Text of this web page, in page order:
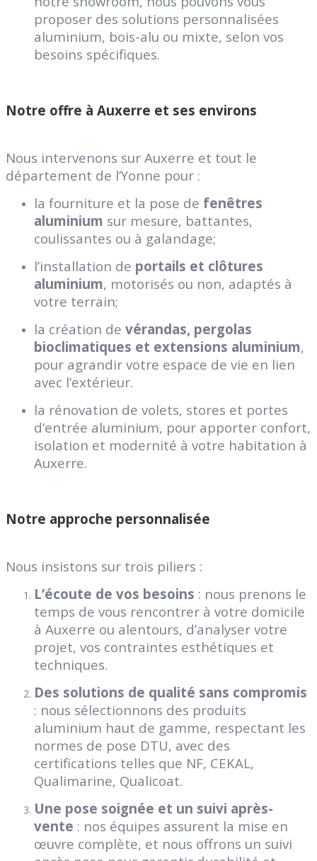
proposer des solutions personnalisées
aluminium, bois-alu ou mixte, selon vos
besoins spécifiques.
Notre offre à Auxerre et ses environs
Nous intervenons sur Auxerre et tout le
département de l’Yonne pour :
la fourniture et la pose de fenêtres
aluminium sur mesure, battantes,
coulissantes ou à galandage;
l’installation de portails et clôtures
aluminium, motorisés ou non, adaptés à
votre terrain;
la création de vérandas, pergolas
bioclimatiques et extensions aluminium,
pour agrandir votre espace de vie en lien
avec l’extérieur.
la rénovation de volets, stores et portes
d’entrée aluminium, pour apporter confort,
isolation et modernité à votre habitation à
Auxerre.
Notre approche personnalisée
Nous insistons sur trois piliers :
L’écoute de vos besoins : nous prenons le
temps de vous rencontrer à votre domicile
à Auxerre ou alentours, d’analyser votre
projet, vos contraintes esthétiques et
techniques.
Des solutions de qualité sans compromis
: nous sélectionnons des produits
aluminium haut de gamme, respectant les
normes de pose DTU, avec des
certifications telles que NF, CEKAL,
Qualimarine, Qualicoat.
Une pose soignée et un suivi après-
vente : nos équipes assurent la mise en
œuvre complète, et nous offrons un suivi